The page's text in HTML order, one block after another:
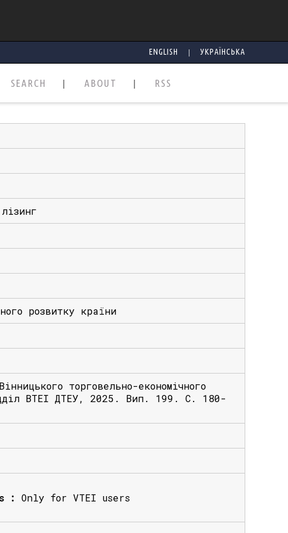
ENGLISH | УКРАЇНСЬКА
SEARCH ABOUT RSS
розвитку країни
торговельно-економічного
ВТЕІ ДТЕУ, 2025. Вип. 199. С. 180-
: Only for VTEI users